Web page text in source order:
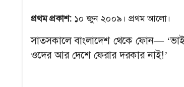
প্রথম প্রকাশ: ১০ জুন ২০০৯। প্রথম আলো।
সাতসকালে বাংলাদেশ থেকে ফোন— ‘
ওদের আর দেশে ফেরার দরকার নাই!’